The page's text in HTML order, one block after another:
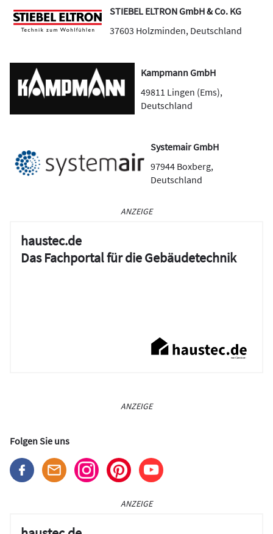
STIEBEL ELTRON GmbH & Co. KG
37603 Holzminden, Deutschland
Kampmann GmbH
49811 Lingen (Ems),
Deutschland
Systemair GmbH
97944 Boxberg,
Deutschland
ANZEIGE
haustec.de
Das Fachportal für die Gebäudetechnik
ANZEIGE
Folgen Sie uns
ANZEIGE